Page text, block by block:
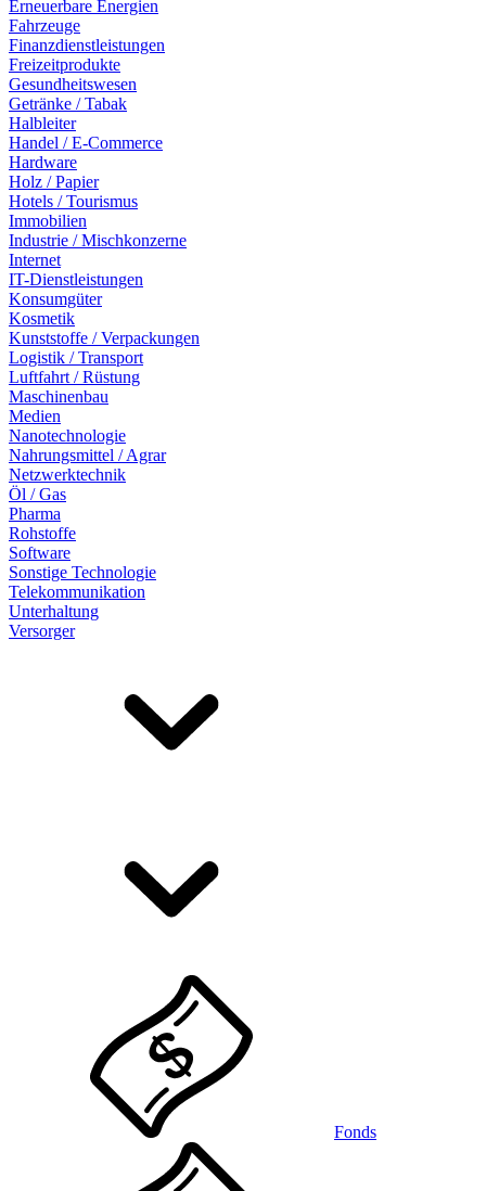
Erneuerbare Energien
Fahrzeuge
Finanzdienstleistungen
Freizeitprodukte
Gesundheitswesen
Getränke / Tabak
Halbleiter
Handel / E-Commerce
Hardware
Holz / Papier
Hotels / Tourismus
Immobilien
Industrie / Mischkonzerne
Internet
IT-Dienstleistungen
Konsumgüter
Kosmetik
Kunststoffe / Verpackungen
Logistik / Transport
Luftfahrt / Rüstung
Maschinenbau
Medien
Nanotechnologie
Nahrungsmittel / Agrar
Netzwerktechnik
Öl / Gas
Pharma
Rohstoffe
Software
Sonstige Technologie
Telekommunikation
Unterhaltung
Versorger
Fonds